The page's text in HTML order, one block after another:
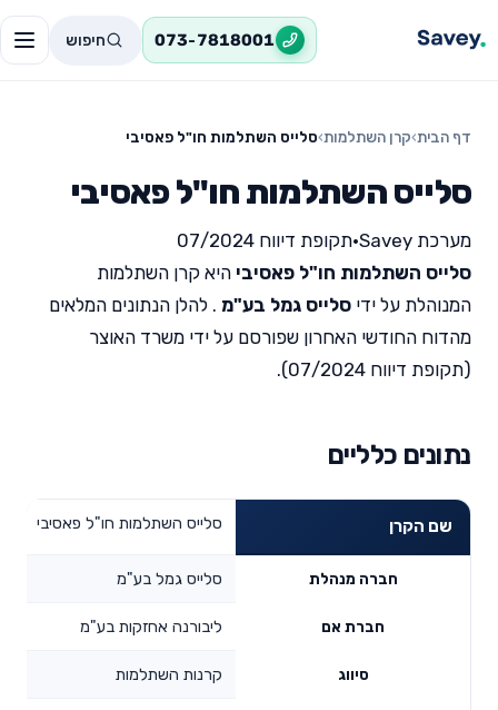
073-7818001 חיפוש
דף הבית›קרן השתלמות›סלייס השתלמות חו"ל פאסיבי
סלייס השתלמות חו"ל פאסיבי
מערכת Savey •תקופת דיווח 07/2024
סלייס השתלמות חו"ל פאסיבי היא קרן השתלמות
המנוהלת על ידי סלייס גמל בע"מ . להלן הנתונים המלאים
מהדוח החודשי האחרון שפורסם על ידי משרד האוצר
(תקופת דיווח 07/2024).
נתונים כלליים
שם הקרן סלייס השתלמות חו"ל פאסיבי
חברה מנהלת סלייס גמל בע"מ
חברת אם ליבורנה אחזקות בע"מ
סיווג קרנות השתלמות